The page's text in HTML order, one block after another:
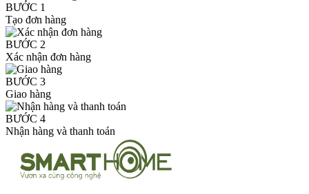
BƯỚC 1
Tạo đơn hàng
BƯỚC 2
Xác nhận đơn hàng
BƯỚC 3
Giao hàng
BƯỚC 4
Nhận hàng và thanh toán